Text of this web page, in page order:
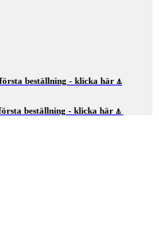
beställning - klicka här ⍋
beställning - klicka här ⍋